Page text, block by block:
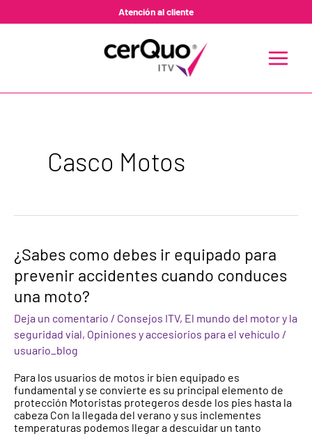
Atención al cliente
MENU
Casco Motos
¿Sabes como debes ir equipado para
prevenir accidentes cuando conduces
una moto?
Deja un comentario / Consejos ITV, El mundo del motor y la
seguridad vial, Opiniones y accesiorios para el vehículo /
usuario_blog
Para los usuarios de motos ir bien equipado es
fundamental y se convierte es su principal elemento de
protección Motoristas protegeros desde los pies hasta la
cabeza Con la llegada del verano y sus inclementes
temperaturas podemos llegar a descuidar un tanto
¿Sabes
como
debes
ir
equipado
para
prevenir
accidentes
cuando
una
moto?